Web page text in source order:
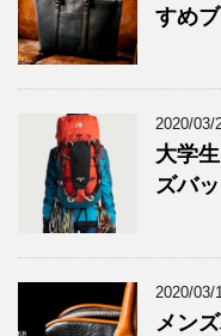
すめ
2020/03/
大学
ズバ
2020/03/
メン